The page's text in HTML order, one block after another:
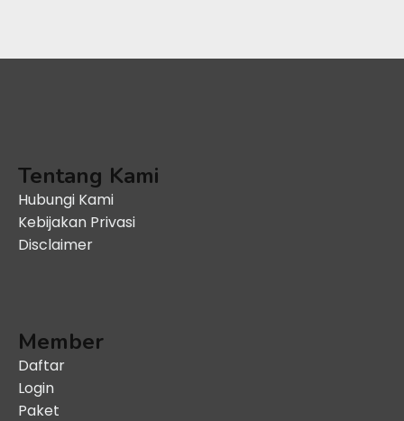
Tentang Kami
Hubungi Kami
Kebijakan Privasi
Disclaimer
Member
Daftar
Login
Paket